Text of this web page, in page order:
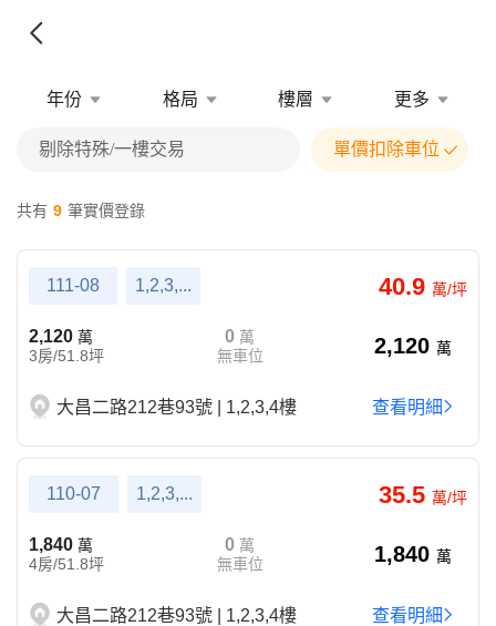
年份 格局 樓層 更多
剔除特殊/一樓交易 單價扣除車位
共有 9 筆實價登錄
111-08 1,2,3,... 40.9 萬/坪
2,120 萬
3房/51.8坪
0 萬
無車位
2,120 萬
大昌二路212巷93號 | 1,2,3,4樓 查看明細
110-07 1,2,3,... 35.5 萬/坪
1,840 萬
4房/51.8坪
0 萬
無車位
1,840 萬
大昌二路212巷93號 | 1,2,3,4樓 查看明細